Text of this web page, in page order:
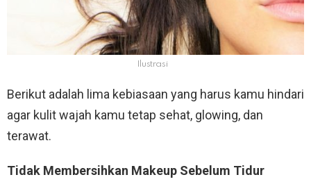
Ilustrasi
Berikut adalah lima kebiasaan yang harus kamu hindari
agar kulit wajah kamu tetap sehat, glowing, dan
terawat.
Tidak Membersihkan Makeup Sebelum Tidur